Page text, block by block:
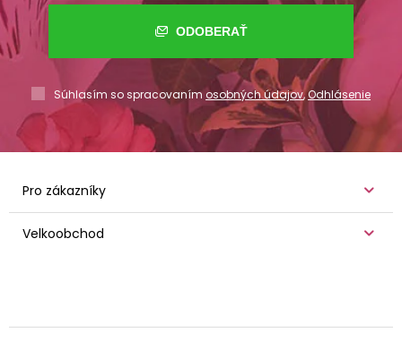
ODOBERAŤ
Súhlasím so spracovaním osobných údajov,Odhlásenie
Pro zákazníky
Velkoobchod